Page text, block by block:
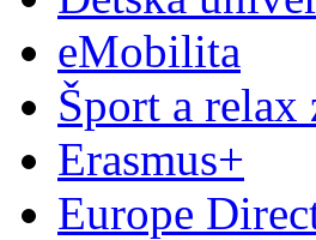
eMobilita
Šport a relax
Erasmus+
Europe